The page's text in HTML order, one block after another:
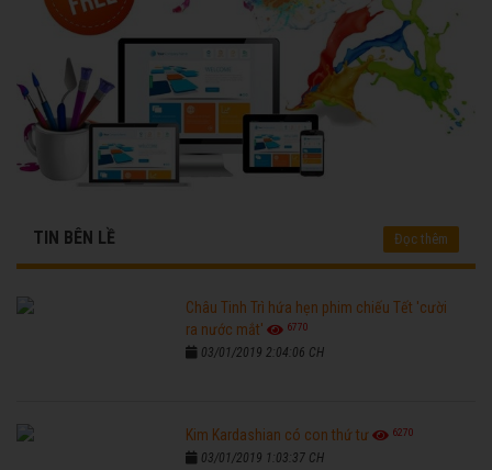
TIN BÊN LỀ Đọc thêm
Châu Tinh Trì hứa hẹn phim chiếu Tết 'cười
ra nước mắt'
6770
03/01/2019 2:04:06 CH
Kim Kardashian có con thứ tư 6270
03/01/2019 1:03:37 CH